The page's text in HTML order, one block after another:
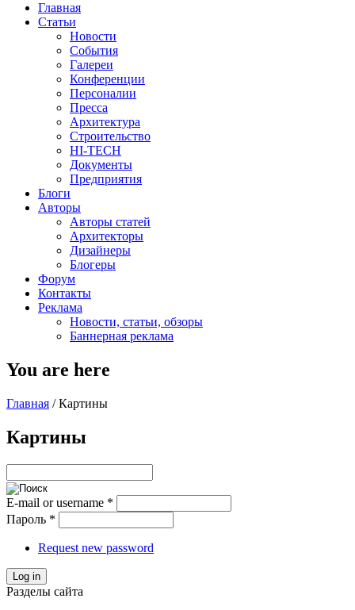
Главная
Статьи
Новости
События
Галереи
Конференции
Персоналии
Пресса
Архитектура
Строительство
HI-TECH
Документы
Предприятия
Блоги
Авторы
Авторы статей
Архитекторы
Дизайнеры
Блогеры
Форум
Контакты
Реклама
Новости, статьи, обзоры
Баннерная реклама
You are here
Главная / Картины
Картины
E-mail or username *
Пароль *
Request new password
Log in
Разделы сайта